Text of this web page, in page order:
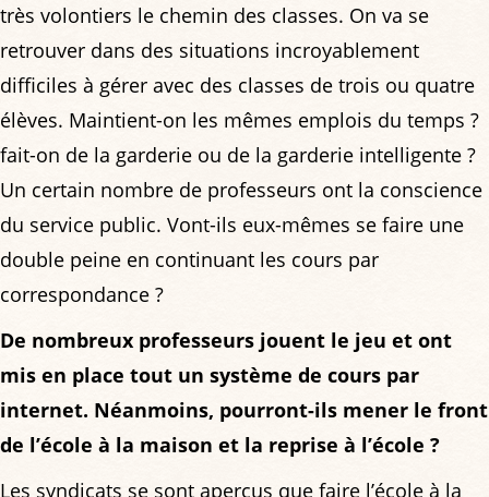
très volontiers le chemin des classes. On va se
retrouver dans des situations incroyablement
difficiles à gérer avec des classes de trois ou quatre
élèves. Maintient-on les mêmes emplois du temps ?
fait-on de la garderie ou de la garderie intelligente ?
Un certain nombre de professeurs ont la conscience
du service public. Vont-ils eux-mêmes se faire une
double peine en continuant les cours par
correspondance ?
De nombreux professeurs jouent le jeu et ont
mis en place tout un système de cours par
internet. Néanmoins, pourront-ils mener le front
de l’école à la maison et la reprise à l’école ?
Les syndicats se sont aperçus que faire l’école à la